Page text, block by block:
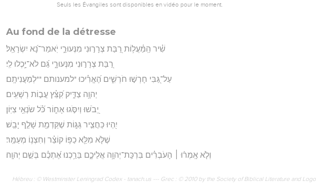
Seuls les Évangiles sont disponibles en vidéo pour le moment.
Au fond de la détresse
שִׁ֗יר הַֽמַּ֫עֲל֥וֹת רַ֭בַּת צְרָר֣וּנִי מִנְּעוּרַ֑י יֹֽאמַר־נָ֝א יִשְׂרָאֵֽל׃
רַ֭בַּת צְרָר֣וּנִי מִנְּעוּרָ֑י גַּ֝ם לֹא־יָ֥כְלוּ לִֽי׃
עַל־גַּ֭בִּי חָרְשׁ֣וּ חֹרְשִׁ֑ים הֶ֝אֱרִ֗יכוּ *למענותם **לְמַעֲנִיתָֽם׃
יְהוָ֥ה צַדִּ֑יק קִ֝צֵּ֗ץ עֲב֣וֹת רְשָׁעִֽים׃
יֵ֭בֹשׁוּ וְיִסֹּ֣גוּ אָח֑וֹר כֹּ֝֗ל שֹׂנְאֵ֥י צִיּֽוֹן׃
יִ֭הְיוּ כַּחֲצִ֣יר גַּגּ֑וֹת שֶׁקַּדְמַ֖ת שָׁלַ֣ף יָבֵֽשׁ׃
שֶׁלֹּ֤א מִלֵּ֖א כַפּ֥וֹ קוֹצֵ֗ר וְחִצְנ֥וֹ מְעַמֵּֽר׃
וְלֹ֤א אָֽמְר֨וּ ׀ הָעֹבְרִ֗ים בִּרְכַּֽת־יְהוָ֥ה אֲלֵיכֶ֑ם בֵּרַ֥כְנוּ אֶ֝תְכֶ֗ם בְּשֵׁ֣ם יְהוָֽה׃
Hébreu : © Westminster Leningrad Codex - tanach.us --- Grec : © 2010 by the Society of Biblical Literature and